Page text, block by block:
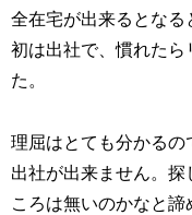
全在宅が出来るとな
初は出社で、慣れたら
た。
理屈はとても分かる
出社が出来ません。探
ころは無いのかなと